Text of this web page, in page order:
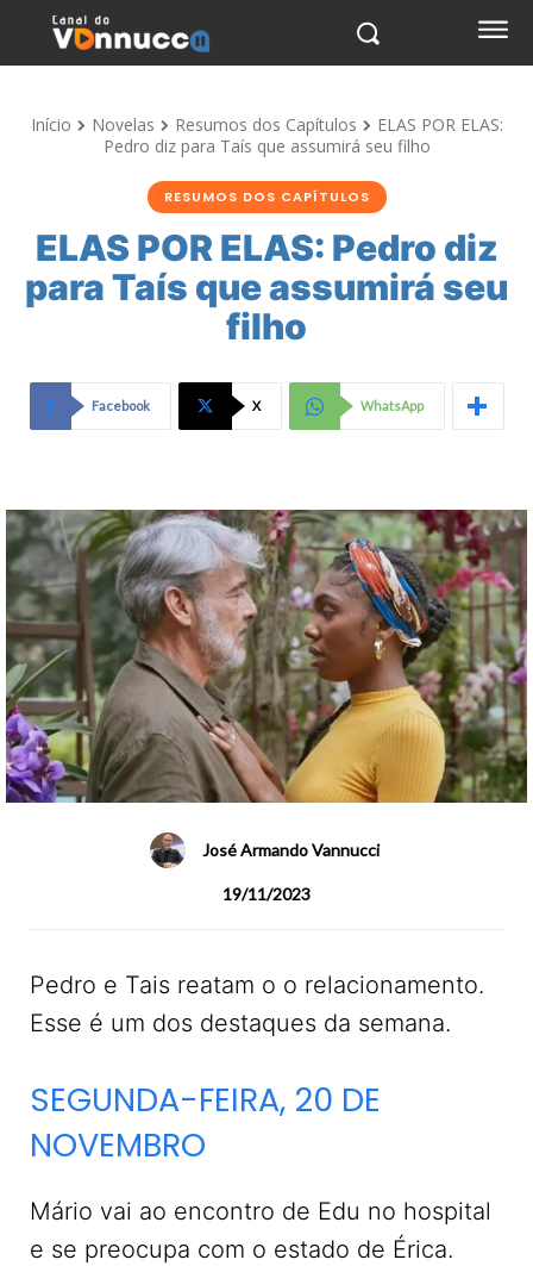
Início Novelas Resumos dos Capítulos
ELAS POR ELAS:
Pedro diz para Taís que assumirá seu filho
RESUMOS DOS CAPÍTULOS
ELAS POR ELAS: Pedro diz
para Taís que assumirá seu
filho
Facebook X WhatsApp
José Armando Vannucci
19/11/2023
Pedro e Tais reatam o o relacionamento.
Esse é um dos destaques da semana.
SEGUNDA-FEIRA, 20 DE
NOVEMBRO
Mário vai ao encontro de Edu no hospital
e se preocupa com o estado de Érica.